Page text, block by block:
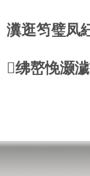
瀵逛笉璧凤
绋嶅悗灏